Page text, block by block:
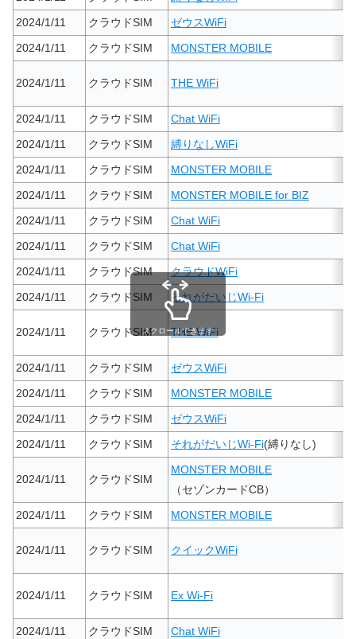
2024/1/11
クラウドSIM
ゼウスWiFi
2024/1/11
クラウドSIM MONSTER MOBILE
2024/1/11 クラウドSIM THE WiFi
2024/1/11 クラウドSIM
Chat WiFi
2024/1/11
クラウドSIM
縛りなしWiFi
2024/1/11
クラウドSIM
MONSTER MOBILE
2024/1/11
クラウドSIM
MONSTER MOBILE for BIZ
2024/1/11
クラウドSIM
Chat WiFi
2024/1/11
クラウドSIM
Chat WiFi
2024/1/11
クラウドSIM
クラウドWiFi
2024/1/11
クラウドSIM それがだいじWi-Fi
2024/1/11 クラウドSIM THE WiFi
2024/1/11 クラウドSIM
ゼウスWiFi
2024/1/11
クラウドSIM
MONSTER MOBILE
2024/1/11
クラウドSIM
ゼウスWiFi
2024/1/11
クラウドSIM それがだいじWi-Fi(縛りなし)
2024/1/11 クラウドSIM
MONSTER MOBILE
（セゾンカードCB）
2024/1/11
クラウドSIM MONSTER MOBILE
2024/1/11 クラウドSIM クイックWiFi
2024/1/11 クラウドSIM Ex Wi-Fi
2024/1/11 クラウドSIM
Chat WiFi
スクロールできます